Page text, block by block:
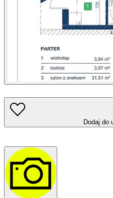
Dodaj do